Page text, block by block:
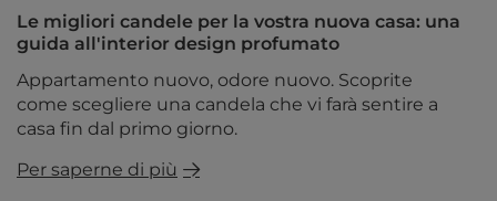
Le migliori candele per la vostra nuova casa: una
guida all'interior design profumato
Appartamento nuovo, odore nuovo. Scoprite
come scegliere una candela che vi farà sentire a
casa fin dal primo giorno.
Per saperne di più